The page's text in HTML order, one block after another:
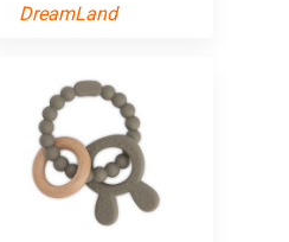
DreamLand